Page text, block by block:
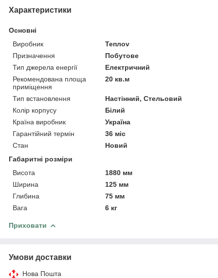
Характеристики
Основні
Виробник
Теплоv
Призначення
Побутове
Тип джерела енергії
Електричний
Рекомендована площа
приміщення
20 кв.м
Тип встановлення
Настінний, Стельовий
Колір корпусу
Білий
Країна виробник
Україна
Гарантійний термін
36 міс
Стан
Новий
Габаритні розміри
Висота
1880 мм
Ширина
125 мм
Глибина
75 мм
Вага
6 кг
Приховати
Умови доставки
Нова Пошта